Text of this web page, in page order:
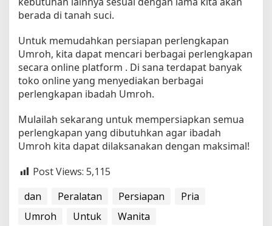
berada di tanah suci.
Untuk memudahkan persiapan perlengkapan
Umroh, kita dapat mencari berbagai perlengkapan
secara online platform . Di sana terdapat banyak
toko online yang menyediakan berbagai
perlengkapan ibadah Umroh.
Mulailah sekarang untuk mempersiapkan semua
perlengkapan yang dibutuhkan agar ibadah
Umroh kita dapat dilaksanakan dengan maksimal!
Post Views: 5,115
dan
Peralatan Persiapan
Pria
Umroh
Untuk Wanita